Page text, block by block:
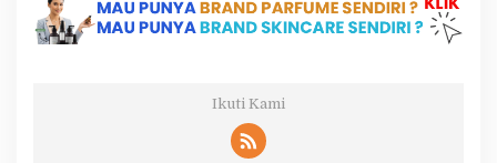
Ikuti Kami